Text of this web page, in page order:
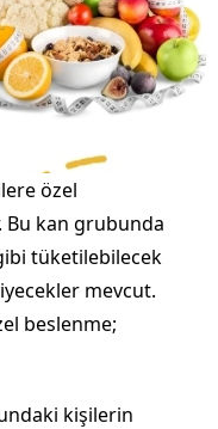
özel
kan grubunda
tüketilebilecek
mevcut.
beslenme;
kişilerin